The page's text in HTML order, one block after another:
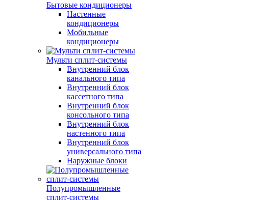
Бытовые кондиционеры
Настенные
кондиционеры
Мобильные
кондиционеры
Мульти сплит-системы
Внутренний блок
канального типа
Внутренний блок
кассетного типа
Внутренний блок
консольного типа
Внутренний блок
настенного типа
Внутренний блок
универсального типа
Наружные блоки
Полупромышленные
сплит-системы